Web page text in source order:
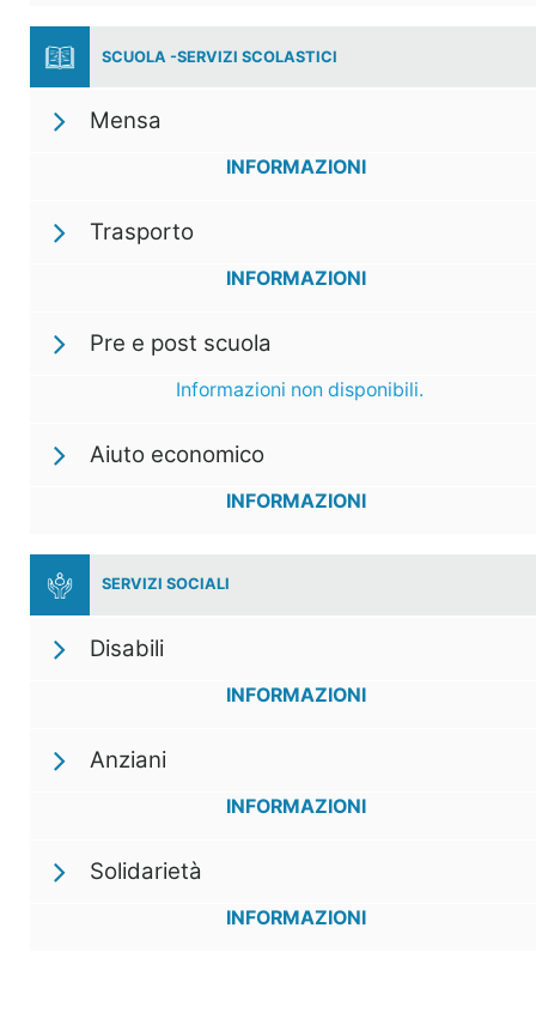
SCUOLA -SERVIZI SCOLASTICI
Mensa
INFORMAZIONI
Trasporto
INFORMAZIONI
Pre e post scuola
Informazioni non disponibili.
Aiuto economico
INFORMAZIONI
SERVIZI SOCIALI
Disabili
INFORMAZIONI
Anziani
INFORMAZIONI
Solidarietà
INFORMAZIONI